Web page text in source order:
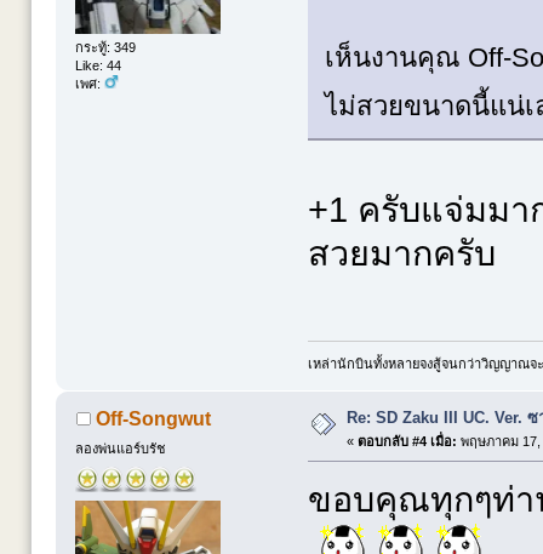
กระทู้: 349
Like: 44
เพศ:
เห็นงานคุณ Off-
ไม่สวยขนาดนี้แน่
+1 ครับแจ่มมา
สวยมากครับ
เหล่านักบินทั้งหลายจงสู้จนกว่าวิญญาณจ
Off-Songwut
ลองพ่นแอร์บรัช
Re: SD Zaku III UC. Ver.
« ตอบกลับ #4 เมื่อ: พฤษภาคม 17,
ขอบคุณทุกๆท่า